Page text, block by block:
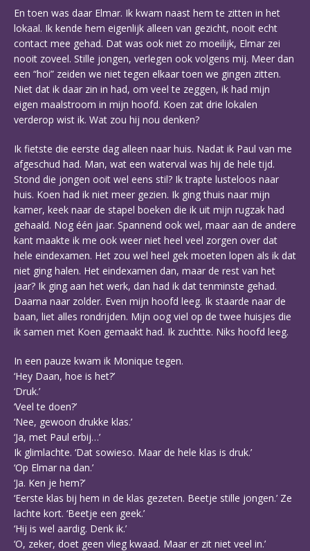
En toen was daar Elmar. Ik kwam naast hem te zitten in het
lokaal. Ik kende hem eigenlijk alleen van gezicht, nooit echt
contact mee gehad. Dat was ook niet zo moeilijk, Elmar zei
nooit zoveel. Stille jongen, verlegen ook volgens mij. Meer dan
een “hoi” zeiden we niet tegen elkaar toen we gingen zitten.
Niet dat ik daar zin in had, om veel te zeggen, ik had mijn
eigen maalstroom in mijn hoofd. Koen zat drie lokalen
verderop wist ik. Wat zou hij nou denken?
Ik fietste die eerste dag alleen naar huis. Nadat ik Paul van me
afgeschud had. Man, wat een waterval was hij de hele tijd.
Stond die jongen ooit wel eens stil? Ik trapte lusteloos naar
huis. Koen had ik niet meer gezien. Ik ging thuis naar mijn
kamer, keek naar de stapel boeken die ik uit mijn rugzak had
gehaald. Nog één jaar. Spannend ook wel, maar aan de andere
kant maakte ik me ook weer niet heel veel zorgen over dat
hele eindexamen. Het zou wel heel gek moeten lopen als ik dat
niet ging halen. Het eindexamen dan, maar de rest van het
jaar? Ik ging aan het werk, dan had ik dat tenminste gehad.
Daarna naar zolder. Even mijn hoofd leeg. Ik staarde naar de
baan, liet alles rondrijden. Mijn oog viel op de twee huisjes die
ik samen met Koen gemaakt had. Ik zuchtte. Niks hoofd leeg.
In een pauze kwam ik Monique tegen.
‘Hey Daan, hoe is het?’
‘Druk.’
‘Veel te doen?’
‘Nee, gewoon drukke klas.’
‘Ja, met Paul erbij…’
Ik glimlachte. ‘Dat sowieso. Maar de hele klas is druk.’
‘Op Elmar na dan.’
‘Ja. Ken je hem?’
‘Eerste klas bij hem in de klas gezeten. Beetje stille jongen.’ Ze
lachte kort. ‘Beetje een geek.’
‘Hij is wel aardig. Denk ik.’
‘O, zeker, doet geen vlieg kwaad. Maar er zit niet veel in.’